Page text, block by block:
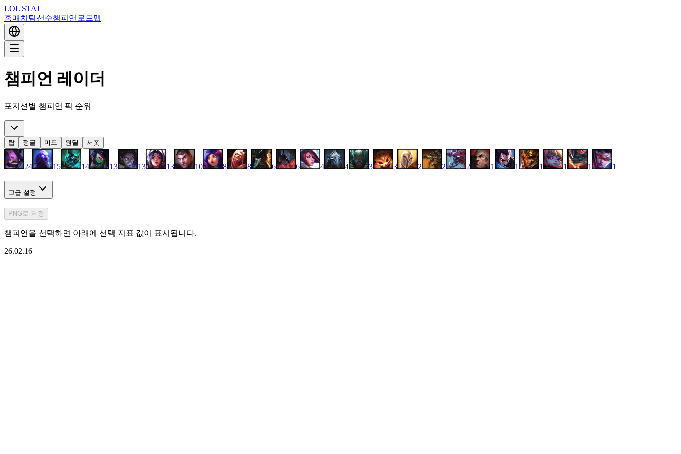
LOL STAT
홈매치 팀선수챔피언 로드맵
챔피언 레이더
포지션별 챔피언 픽 순위
탑 정글 미드 원딜 서폿
24 15 14 13 13 13 10 8 8 6 6 4 4 3 3 2 2 2 1 1 1 1 1 1
고급 설정
PNG로 저장
챔피언을 선택하면 아래에 선택 지표 값이 표시됩니다.
26.02.16